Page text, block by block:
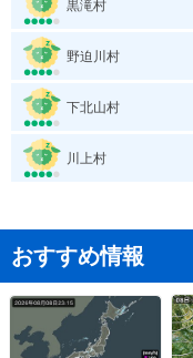
黒滝村
野迫川村
下北山村
川上村
おすすめ情報